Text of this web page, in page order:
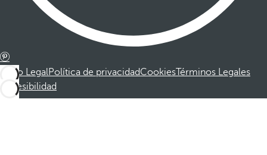
Aviso LegalPolítica de privacidadCookiesTérminos Legales
Accesibilidad